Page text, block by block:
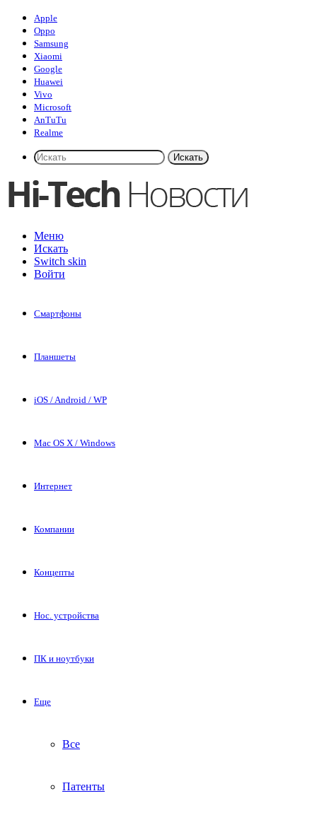
Apple
Oppo
Samsung
Xiaomi
Google
Huawei
Vivo
Microsoft
AnTuTu
Realme
Искать
Меню
Искать
Switch skin
Войти
Смартфоны
Планшеты
iOS / Android / WP
Mac OS X / Windows
Интернет
Компании
Концепты
Нос. устройства
ПК и ноутбуки
Еще
Все
Патенты